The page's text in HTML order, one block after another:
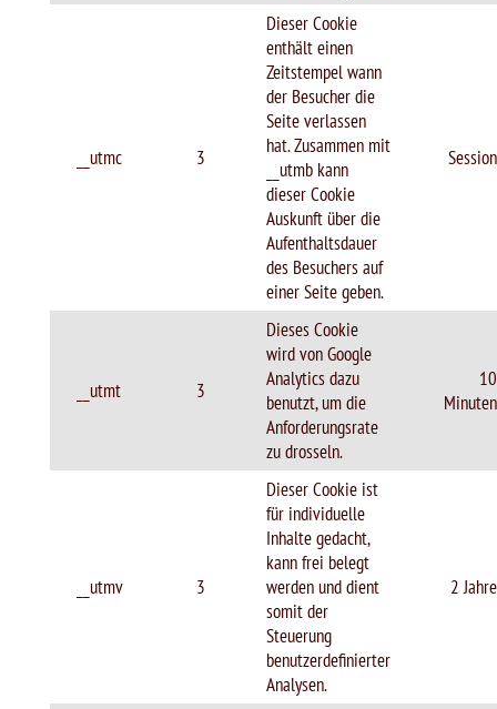
__utmc 3
Dieser Cookie
enthält einen
Zeitstempel wann
der Besucher die
Seite verlassen
hat. Zusammen mit
__utmb kann
dieser Cookie
Auskunft über die
Aufenthaltsdauer
des Besuchers auf
einer Seite geben.
Session
__utmt 3
Dieses Cookie
wird von Google
Analytics dazu
benutzt, um die
Anforderungsrate
zu drosseln.
10
Minuten
__utmv 3
Dieser Cookie ist
für individuelle
Inhalte gedacht,
kann frei belegt
werden und dient
somit der
Steuerung
benutzerdefinierter
Analysen.
2 Jahre